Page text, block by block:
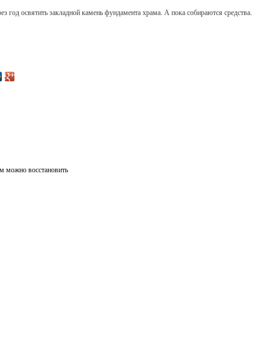
год освятить закладной камень фундамента храма. А пока собираются средства.
можно восстановить